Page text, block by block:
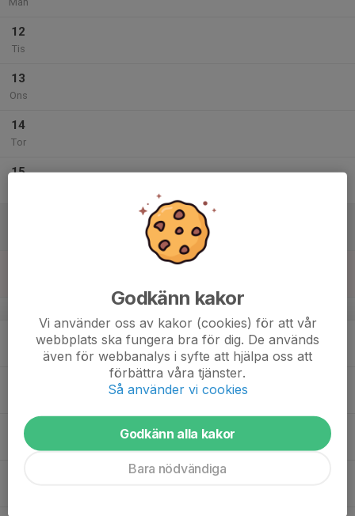
12
Tis
13
Ons
14
Tor
15
v.51
20
Ons
Godkänn kakor
Vi använder oss av kakor (cookies) för att vår
webbplats ska fungera bra för dig. De används
även för webbanalys i syfte att hjälpa oss att
förbättra våra tjänster.
Så använder vi cookies
Godkänn alla kakor
Bara nödvändiga